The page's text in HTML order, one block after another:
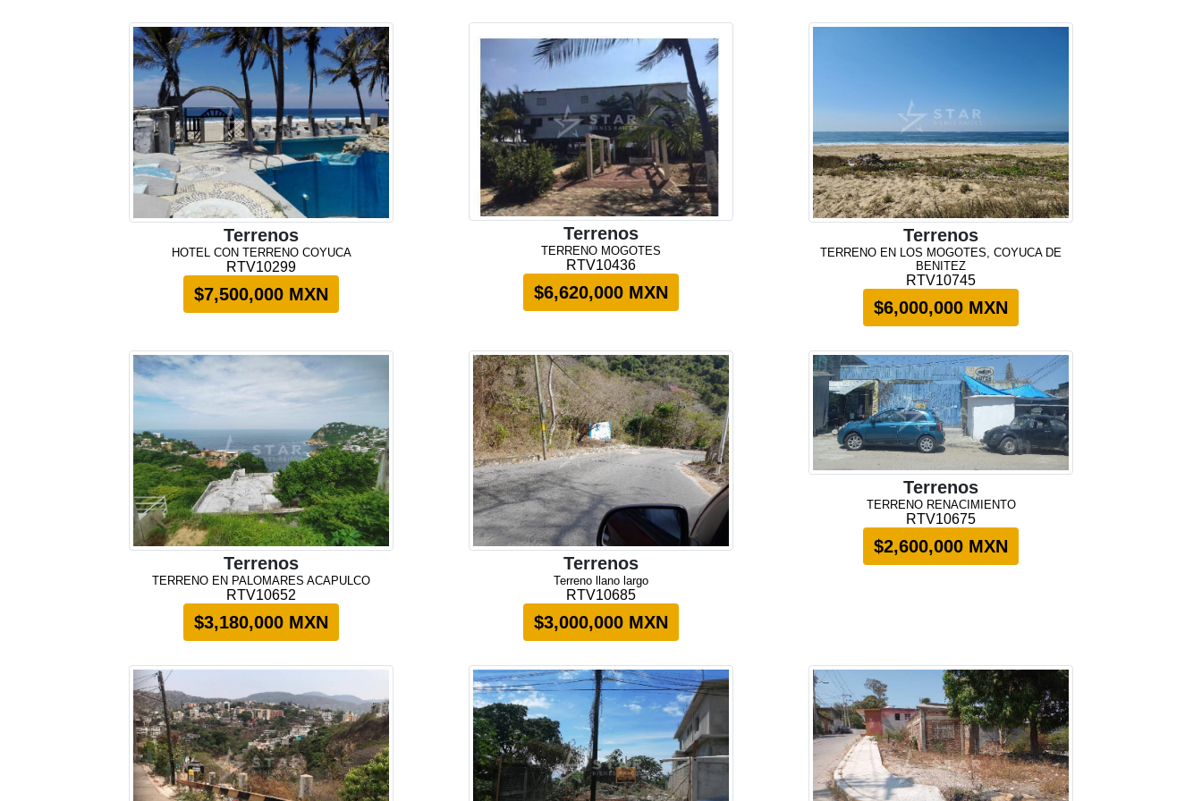
Terrenos
HOTEL CON TERRENO COYUCA
RTV10299
$7,500,000 MXN
Terrenos
TERRENO MOGOTES
RTV10436
$6,620,000 MXN
Terrenos
TERRENO EN LOS MOGOTES, COYUCA DE
BENITEZ
RTV10745
$6,000,000 MXN
Terrenos
TERRENO EN PALOMARES ACAPULCO
RTV10652
$3,180,000 MXN
Terrenos
Terreno llano largo
RTV10685
$3,000,000 MXN
Terrenos
TERRENO RENACIMIENTO
RTV10675
$2,600,000 MXN